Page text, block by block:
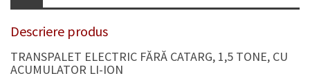
Descriere produs
TRANSPALET ELECTRIC FĂRĂ CATARG, 1,5 TONE, CU
ACUMULATOR LI-ION